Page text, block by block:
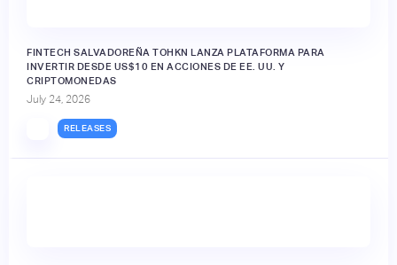
FINTECH SALVADOREÑA TOHKN LANZA PLATAFORMA PARA
INVERTIR DESDE US$10 EN ACCIONES DE EE. UU. Y
CRIPTOMONEDAS
July 24, 2026
RELEASES